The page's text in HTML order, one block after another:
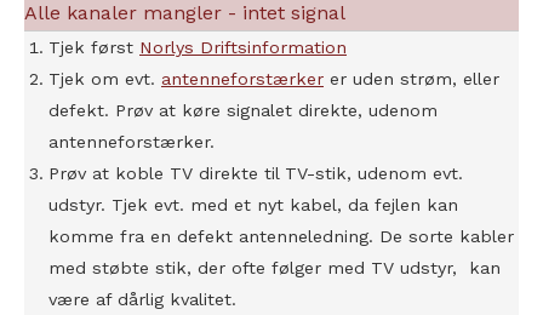
Alle kanaler mangler - intet signal
Tjek først Norlys Driftsinformation
Tjek om evt. antenneforstærker er uden strøm, eller
defekt. Prøv at køre signalet direkte, udenom
antenneforstærker.
Prøv at koble TV direkte til TV-stik, udenom evt.
udstyr. Tjek evt. med et nyt kabel, da fejlen kan
komme fra en defekt antenneledning. De sorte kabler
med støbte stik, der ofte følger med TV udstyr, kan
være af dårlig kvalitet.